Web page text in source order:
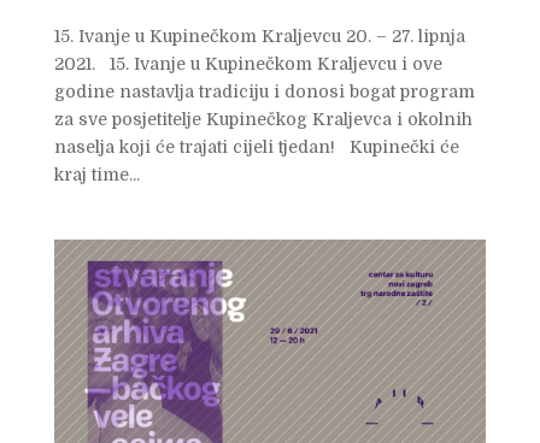
15. Ivanje u Kupinečkom Kraljevcu 20. – 27. lipnja
2021. 15. Ivanje u Kupinečkom Kraljevcu i ove
godine nastavlja tradiciju i donosi bogat program
za sve posjetitelje Kupinečkog Kraljevca i okolnih
naselja koji će trajati cijeli tjedan! Kupinečki će
kraj time...